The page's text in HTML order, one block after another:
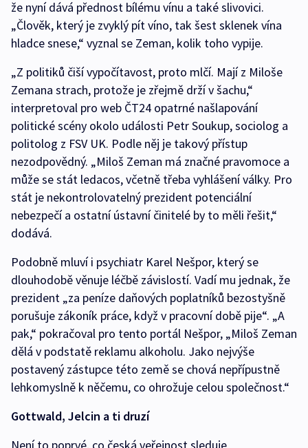
že nyní dává přednost bílému vínu a také slivovici.
„Člověk, který je zvyklý pít víno, tak šest sklenek vína
hladce snese,“ vyznal se Zeman, kolik toho vypije.
„Z politiků čiší vypočítavost, proto mlčí. Mají z Miloše
Zemana strach, protože je zřejmě drží v šachu,“
interpretoval pro web ČT24 opatrné našlapování
politické scény okolo události Petr Soukup, sociolog a
politolog z FSV UK. Podle něj je takový přístup
nezodpovědný. „Miloš Zeman má značné pravomoce a
může se stát ledacos, včetně třeba vyhlášení války. Pro
stát je nekontrolovatelný prezident potenciální
nebezpečí a ostatní ústavní činitelé by to měli řešit,“
dodává.
Podobně mluví i psychiatr Karel Nešpor, který se
dlouhodobě věnuje léčbě závislostí. Vadí mu jednak, že
prezident „za peníze daňových poplatníků bezostyšně
porušuje zákoník práce, když v pracovní době pije“. „A
pak,“ pokračoval pro tento portál Nešpor, „Miloš Zeman
dělá v podstatě reklamu alkoholu. Jako nejvýše
postavený zástupce této země se chová nepřípustně
lehkomyslně k něčemu, co ohrožuje celou společnost.“
Gottwald, Jelcin a ti druzí